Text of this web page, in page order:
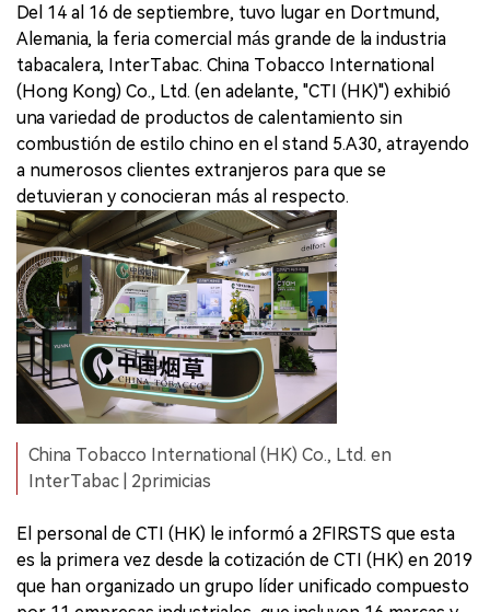
Del 14 al 16 de septiembre, tuvo lugar en Dortmund,
Alemania, la feria comercial más grande de la industria
tabacalera, InterTabac. China Tobacco International
(Hong Kong) Co., Ltd. (en adelante, "CTI (HK)") exhibió
una variedad de productos de calentamiento sin
combustión de estilo chino en el stand 5.A30, atrayendo
a numerosos clientes extranjeros para que se
detuvieran y conocieran más al respecto.
China Tobacco International (HK) Co., Ltd. en
InterTabac | 2primicias
El personal de CTI (HK) le informó a 2FIRSTS que esta
es la primera vez desde la cotización de CTI (HK) en 2019
que han organizado un grupo líder unificado compuesto